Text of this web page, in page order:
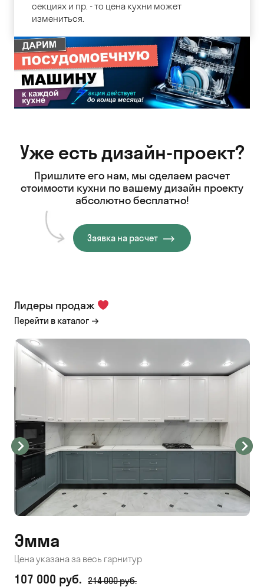
секциях и пр. - то цена кухни может
измениться.
Уже есть дизайн-проект?
Пришлите его нам, мы сделаем расчет
стоимости кухни по вашему дизайн проекту
абсолютно бесплатно!
Заявка на расчет
Лидеры продаж
Перейти в каталог
Эмма
Цена указана за весь гарнитур
107 000 руб. 214 000 руб.